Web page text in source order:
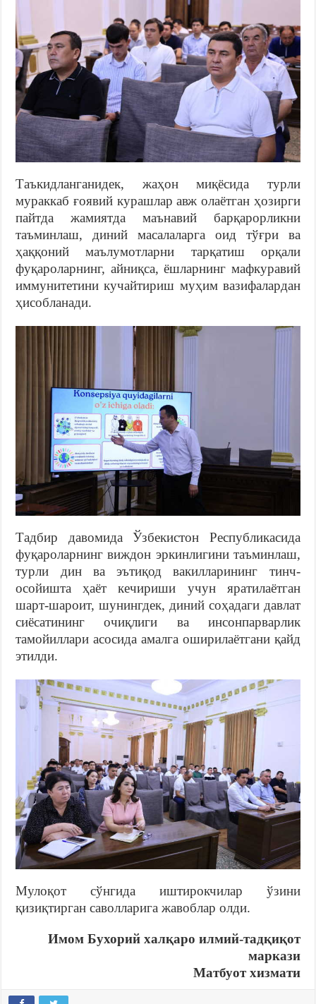
Таъкидланганидек, жаҳон миқёсида турли
мураккаб ғоявий курашлар авж олаётган ҳозирги
пайтда жамиятда маънавий барқарорликни
таъминлаш, диний масалаларга оид тўғри ва
ҳаққоний маълумотларни тарқатиш орқали
фуқароларнинг, айниқса, ёшларнинг мафкуравий
иммунитетини кучайтириш муҳим вазифалардан
ҳисобланади.
Тадбир давомида Ўзбекистон Республикасида
фуқароларнинг виждон эркинлигини таъминлаш,
турли дин ва эътиқод вакилларининг тинч-
осойишта ҳаёт кечириши учун яратилаётган
шарт-шароит, шунингдек, диний соҳадаги давлат
сиёсатининг очиқлиги ва инсонпарварлик
тамойиллари асосида амалга оширилаётгани қайд
этилди.
Мулоқот сўнгида иштирокчилар ўзини
қизиқтирган саволларига жавоблар олди.
Имом Бухорий халқаро илмий-тадқиқот
маркази
Матбуот хизмати